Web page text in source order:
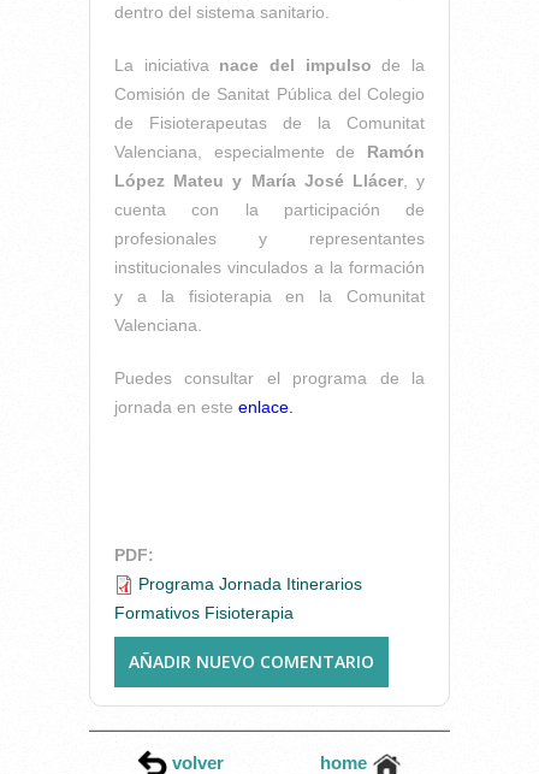
dentro del sistema sanitario.
La iniciativa nace del impulso de la
Comisión de Sanitat Pública del Colegio
de Fisioterapeutas de la Comunitat
Valenciana, especialmente de Ramón
López Mateu y María José Llácer, y
cuenta con la participación de
profesionales y representantes
institucionales vinculados a la formación
y a la fisioterapia en la Comunitat
Valenciana.
Puedes consultar el programa de la
jornada en este enlace.
PDF:
Programa Jornada Itinerarios
Formativos Fisioterapia
AÑADIR NUEVO COMENTARIO
volver home